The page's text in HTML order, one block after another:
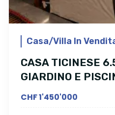
Casa/Villa In
CASA TICINESE
GIARDINO E
CHF 1'450'000